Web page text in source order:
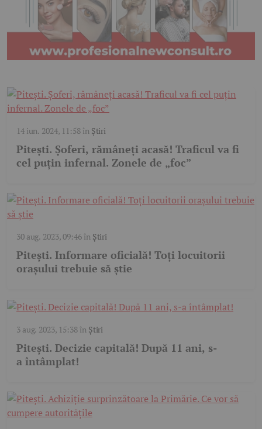
14 iun. 2024, 11:58în Știri
Pitești. Șoferi, rămâneți acasă! Traficul va fi
cel puțin infernal. Zonele de „foc”
30 aug. 2023, 09:46în Știri
Pitești. Informare oficială! Toți locuitorii
orașului trebuie să știe
3 aug. 2023, 15:38în Știri
Pitești. Decizie capitală! După 11 ani, s-
a întâmplat!